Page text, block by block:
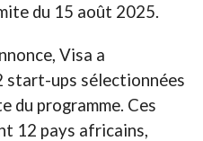
du 15 août 2025.
Visa a
start-ups sélectionnées
du programme. Ces
12 pays africains,